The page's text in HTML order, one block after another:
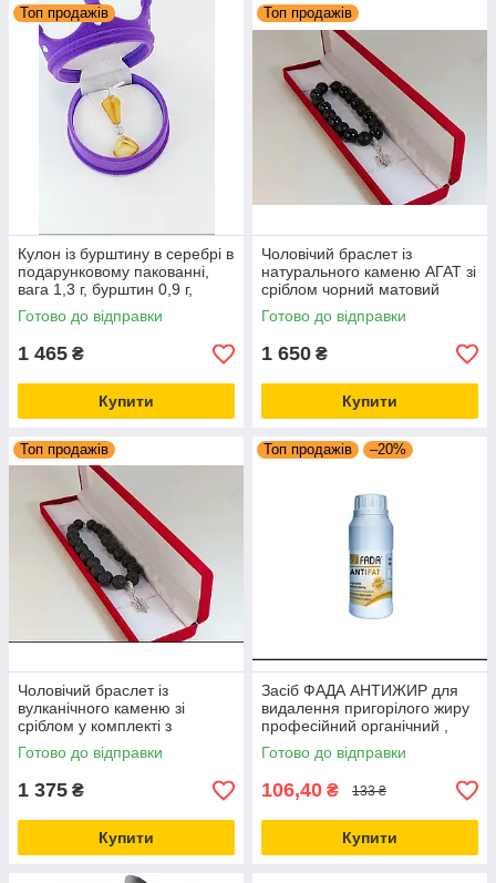
Топ продажів
Кулон із бурштину в серебрі в
подарунковому пакованні,
вага 1,3 г, бурштин 0,9 г,
срібло 0,4 г
Готово до відправки
1 465 ₴
Купити
Топ продажів
Чоловічий браслет із
натурального каменю АГАТ зі
сріблом чорний матовий
полірований у подарунковій
коробці 38,9 г
Готово до відправки
1 650 ₴
Купити
Топ продажів
Чоловічий браслет із
вулканічного каменю зі
сріблом у комплекті з
підвіскою в подарунковій
коробці 38,1 г
Готово до відправки
1 375 ₴
Купити
Топ продажів –20%
Засіб ФАДА АНТИЖИР для
видалення пригорілого жиру
професійний органічний ,
300 мл
Готово до відправки
106,40 ₴ 133 ₴
Купити